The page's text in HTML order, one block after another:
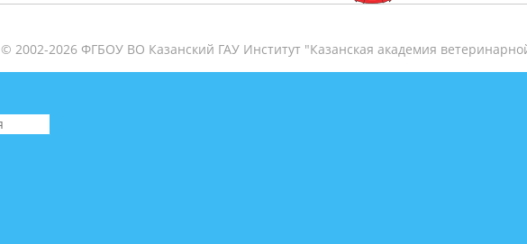
© 2002-2026 ФГБОУ ВО Казанский ГАУ Институт "Казанская академия